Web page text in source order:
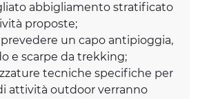
abbigliamento stratificato
proposte;
un capo antipioggia,
e scarpe da trekking;
tecniche specifiche per
attività outdoor verranno